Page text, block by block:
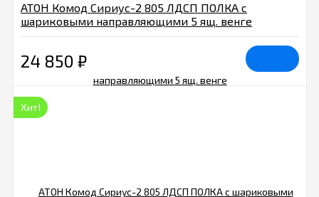
АТОН Комод Сириус-2 805 ЛДСП ПОЛКА с
шариковыми направляющими 5 ящ. венге
24 850 ₽
Хит!